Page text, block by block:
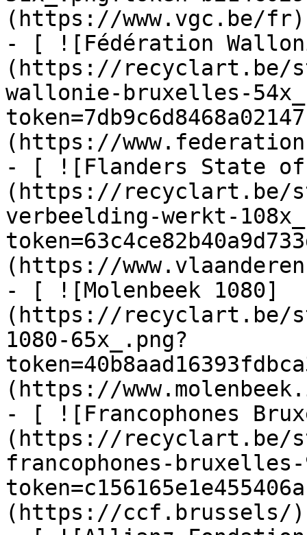
(https://www.vgc.be/fr)
- [ ![Fédération
(https://recyclart.be/
wallonie-bruxelles-
(https://
- [ ![Flanders State
(https://recyclart.be/
verbeelding-werkt-
(https://
- [ ![Molenbeek 1080]
(https://recyclart.be/
1080-65x_.png?
(https://
- [ ![Francophones
(https://recyclart.be/
francophones-bruxelles-
(https://ccf.brussels/)